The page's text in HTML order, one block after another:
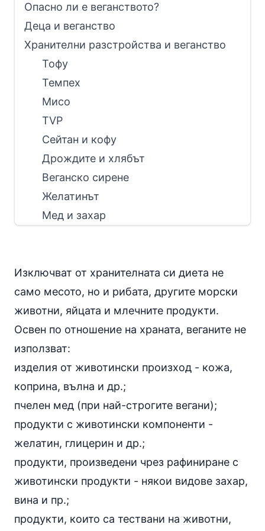
Опасно ли е веганството?
Деца и веганство
Хранителни разстройства и веганство
Тофу
Темпех
Мисо
TVP
Сейтан и кофу
Дрождите и хлябът
Веганско сирене
Желатинът
Мед и захар
Изключват от хранителната си диета не
само месото, но и рибата, другите морски
животни, яйцата и млечните продукти.
Освен по отношение на храната, веганите не
използват:
изделия от животински произход - кожа,
коприна, вълна и др.;
пчелен мед (при най-строгите вегани);
продукти с животински компоненти -
желатин, глицерин и др.;
продукти, произведени чрез рафиниране с
животински продукти - някои видове захар,
вина и пр.;
продукти, които са тествани на животни,